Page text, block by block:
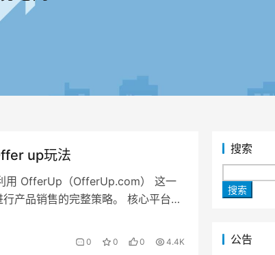
up玩法
用 ​OfferUp（OfferUp.com）​​ 这一
产品销售的完整策略。 ​核心平台优
0 0 0 4.4K
搜索
搜索
公告